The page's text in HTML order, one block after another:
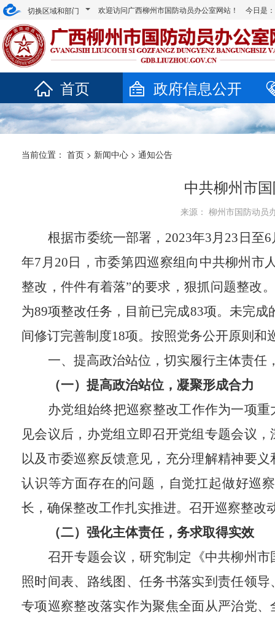
切换区域和部门 欢迎访问广西柳州市国防动员办公室网站！ 今日是
首页 政府信息公开
当前位置： 首页 > 新闻中心 > 通知公告
中共柳州市
来源： 柳州市国防动
根据市委统一部署， 2023年3月 23 日至6
年7 月 20 日，市委第四巡察组向中共柳州市
整改， 件件有着落”的要求， 狠抓问题整改
为89项整改任务， 目前已完成83项。未完成
间修订完善制度18项。 按照党务公开原则和
一、 提高政治站位， 切实履行主体责任
（一）提高政治站位，凝聚形成合力
办党组始终把巡察整改工作作为一项重
见会议后，办党组立即召开党组专题会议
以及市委巡察反馈意见 ，充分理解精神要
认识等方面存在的问题，自觉扛起做好巡
长，确保整改工作扎实推进。 召开巡察整改
（二）强化主体责任，务求取得实效
召开专题会议，研究制定
《中共柳州
照时间表、路线图、任务书落实到责任领
专项巡察整改落实作为聚焦全面从严治党